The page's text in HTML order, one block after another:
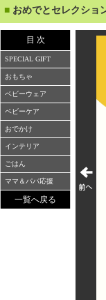
■ おめでとセレクショ
目 次
SPECIAL GIFT
おもちゃ
ベビーウェア
ベビーケア
おでかけ
インテリア
ごはん
ママ＆パパ応援
一覧へ戻る